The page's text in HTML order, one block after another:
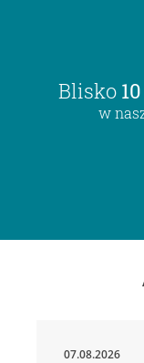
Blisko
w
07.08.2026